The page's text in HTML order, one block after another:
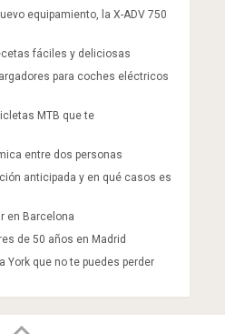
equipamiento, la X-ADV 750
fáciles y deliciosas
para coches eléctricos
MTB que te
entre dos personas
anticipada y en qué casos es
en Barcelona
de 50 años en Madrid​
York que no te puedes perder